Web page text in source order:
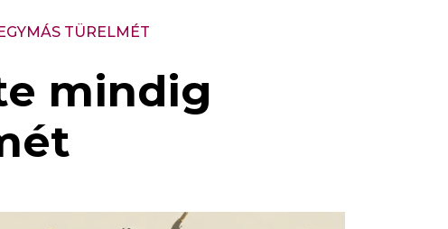
TÜRELMÉT
mindig